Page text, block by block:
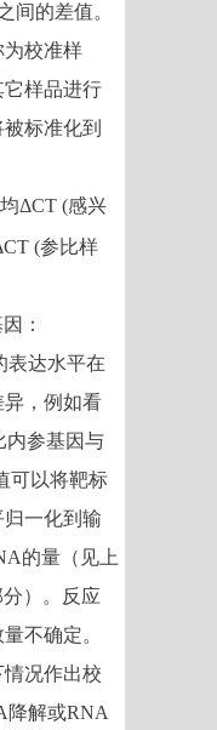
间的差值。
为校准样
样品进行
标准化到
ΔCT (感兴
(参比样
：
表达水平在
，例如看
内参基因与
可以将靶标
一化到输
的量（见上
）。反应
不确定。
况作出校
降解或RNA